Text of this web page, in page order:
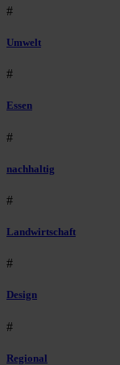
#
Umwelt
#
Essen
#
nachhaltig
#
Landwirtschaft
#
Design
#
Regional